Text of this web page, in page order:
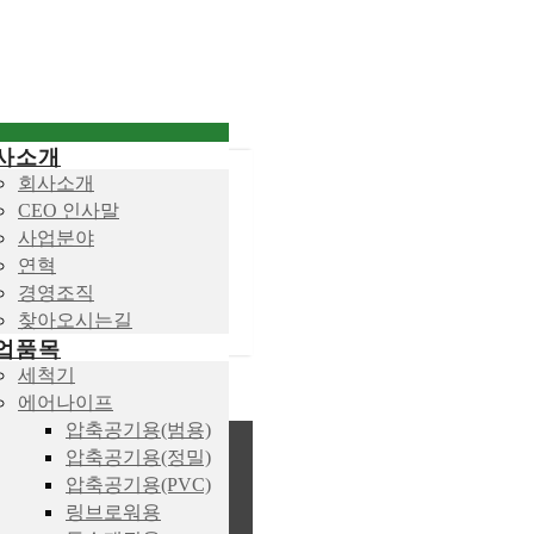
소개
회사소개
CEO 인사말
사업분야
연혁
경영조직
찾아오시는길
품목
세척기
에어나이프
압축공기용(범용)
압축공기용(정밀)
압축공기용(PVC)
링브로워용